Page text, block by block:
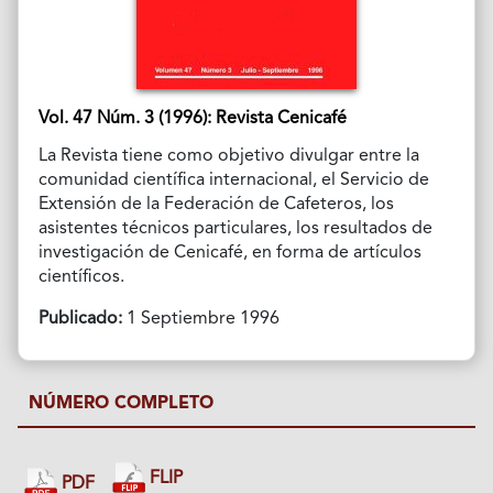
Vol. 47 Núm. 3 (1996): Revista Cenicafé
La Revista tiene como objetivo divulgar entre la
comunidad científica internacional, el Servicio de
Extensión de la Federación de Cafeteros, los
asistentes técnicos particulares, los resultados de
investigación de Cenicafé, en forma de artículos
científicos.
Publicado:1 Septiembre 1996
NÚMERO COMPLETO
PDF FLIP